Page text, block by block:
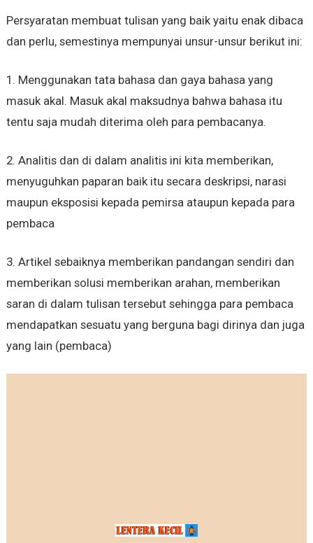
Persyaratan membuat tulisan yang baik yaitu enak dibaca
dan perlu, semestinya mempunyai unsur-unsur berikut ini:
1. Menggunakan tata bahasa dan gaya bahasa yang
masuk akal. Masuk akal maksudnya bahwa bahasa itu
tentu saja mudah diterima oleh para pembacanya.
2. Analitis dan di dalam analitis ini kita memberikan,
menyuguhkan paparan baik itu secara deskripsi, narasi
maupun eksposisi kepada pemirsa ataupun kepada para
pembaca
3. Artikel sebaiknya memberikan pandangan sendiri dan
memberikan solusi memberikan arahan, memberikan
saran di dalam tulisan tersebut sehingga para pembaca
mendapatkan sesuatu yang berguna bagi dirinya dan juga
yang lain (pembaca)